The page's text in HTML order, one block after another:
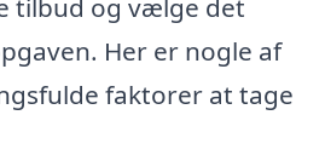
Her er nogle af
faktorer at tage